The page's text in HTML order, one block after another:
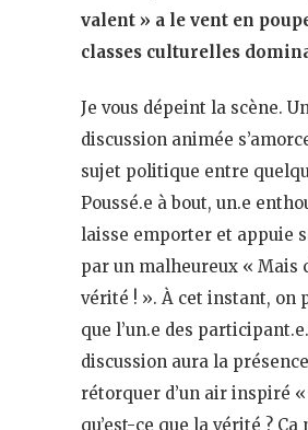
valent » a le vent en
classes culturelles
Je vous dépeint la scène.
discussion animée
sujet politique entre
Poussé.e à bout, un.e
laisse emporter et appuie
par un malheureux « Mais
vérité ! ». À cet instant, on
que l’un.e des
discussion aura la
rétorquer d’un air inspiré
qu’est-ce que la vérité ? Ça